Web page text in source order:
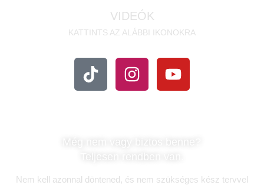
VIDEÓK
KATTINTS AZ ALÁBBI IKONOKRA
Még nem vagy biztos benne?
Nem kell azonnal döntened, és nem szükséges kész tervvel